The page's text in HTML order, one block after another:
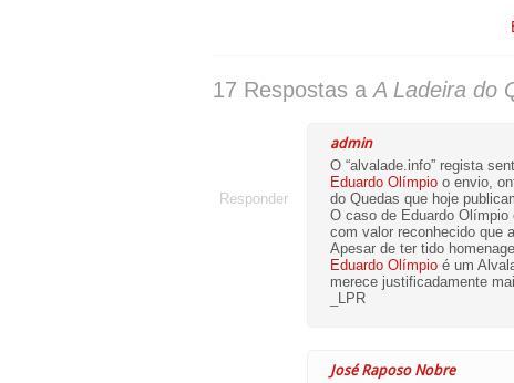
17 Respostas a A Ladeira do
admin
O “alvalade.info” regista
Eduardo Olímpio o envio,
do Quedas que hoje
O caso de Eduardo
com valor reconhecido que
Apesar de ter tido
Eduardo Olímpio é um
merece justificadamente
_LPR
Responder
José Raposo Nobre